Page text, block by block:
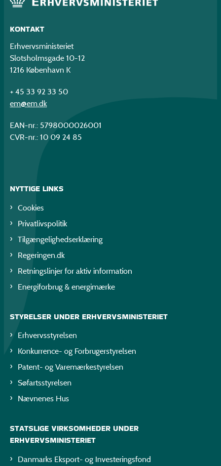
KONTAKT
Erhvervsministeriet
Slotsholmsgade 10-12
1216 København K
+ 45 33 92 33 50
em@em.dk
EAN-nr.: 5798000026001
CVR-nr.: 10 09 24 85
NYTTIGE LINKS
Cookies
Privatlivspolitik
Tilgængelighedserklæring
Regeringen.dk
Retningslinjer for aktiv information
Energiforbrug & energimærke
STYRELSER UNDER ERHVERVSMINISTERIET
Erhvervsstyrelsen
Konkurrence- og Forbrugerstyrelsen
Patent- og Varemærkestyrelsen
Søfartsstyrelsen
Nævnenes Hus
STATSLIGE VIRKSOMHEDER UNDER
ERHVERVSMINISTERIET
Danmarks Eksport- og Investeringsfond